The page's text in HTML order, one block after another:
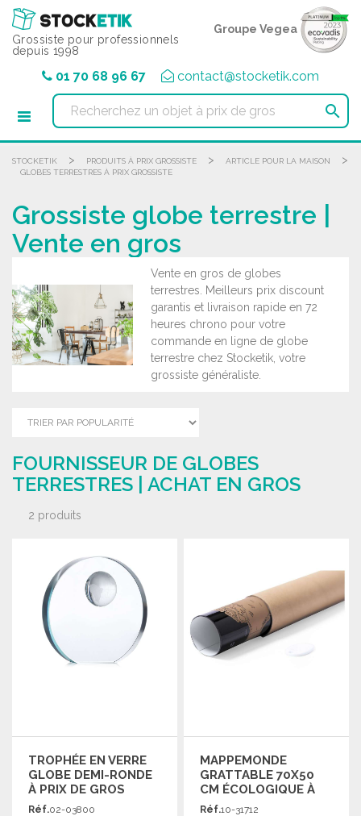
Grossiste pour professionnels
depuis 1998
Groupe Vegea
01 70 68 96 67 contact@stocketik.com

STOCKETIK > PRODUITS À PRIX GROSSISTE > ARTICLE POUR LA MAISON >
GLOBES TERRESTRES À PRIX GROSSISTE
Grossiste globe terrestre |
Vente en gros
Vente en gros de globes
terrestres. Meilleurs prix discount
garantis et livraison rapide en 72
heures chrono pour votre
commande en ligne de globe
terrestre chez Stocketik, votre
grossiste généraliste.
FOURNISSEUR DE GLOBES
TERRESTRES | ACHAT EN GROS
2 produits
TROPHÉE EN VERRE
GLOBE DEMI-RONDE
À PRIX DE GROS
Réf.02-03800
MAPPEMONDE
GRATTABLE 70X50
CM ÉCOLOGIQUE À
PRIX DE GROS
Réf.10-31712
Panneau de gestion des cookies